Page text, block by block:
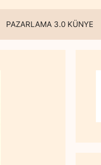
PAZARLAMA 3.0 KÜNYE